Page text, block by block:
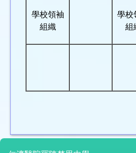
學校領袖
組織
學校
組